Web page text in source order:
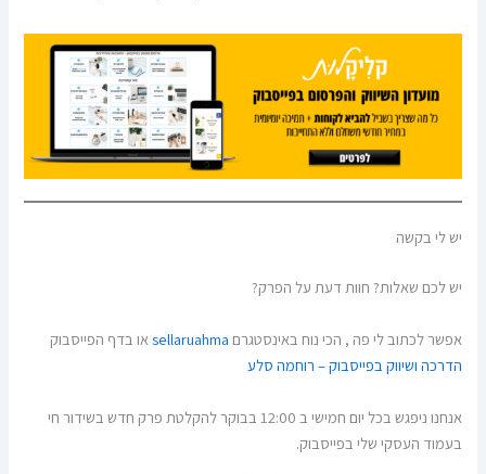
יש לי בקשה
יש לכם שאלות? חוות דעת על הפרק?
אפשר לכתוב לי פה , הכי נוח באינסטגרם sellaruahmaאו בדף הפייסבוק
הדרכה ושיווק בפייסבוק – רוחמה סלע
אנחנו ניפגש בכל יום חמישי ב 12:00 בבוקר להקלטת פרק חדש בשידור חי
בעמוד העסקי שלי בפייסבוק.